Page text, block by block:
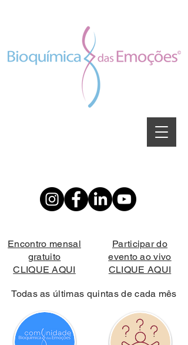
Encontro mensal
gratuito
CLIQUE AQUI
Participar do
evento ao vivo
CLIQUE AQUI
Todas as últimas quintas de cada mês